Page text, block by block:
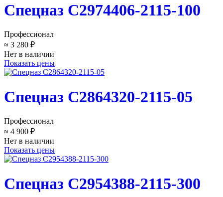
Спецназ C2974406-2115-100
Профессионал
≈ 3 280 ₽
Нет в наличии
Показать цены
Спецназ C2864320-2115-05
Профессионал
≈ 4 900 ₽
Нет в наличии
Показать цены
Спецназ C2954388-2115-300